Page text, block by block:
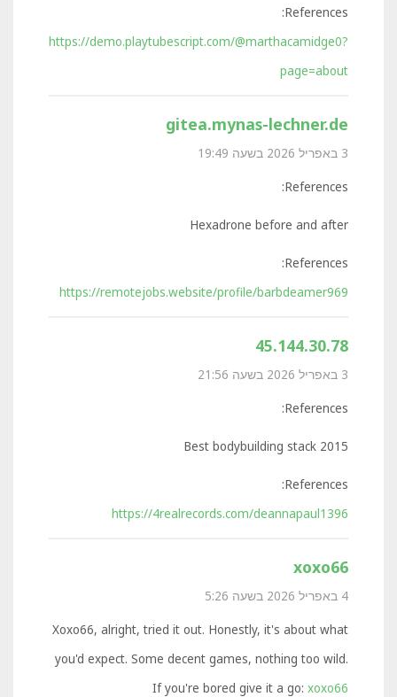
References:
https://demo.playtubescript.com/@marthacamidge0?
page=about
gitea.mynas-lechner.de
3 באפריל 2026 בשעה 19:49
References:
Hexadrone before and after
References:
https://remotejobs.website/profile/barbdeamer969
45.144.30.78
3 באפריל 2026 בשעה 21:56
References:
Best bodybuilding stack 2015
References:
https://4realrecords.com/deannapaul1396
xoxo66
4 באפריל 2026 בשעה 5:26
Xoxo66, alright, tried it out. Honestly, it's about what
you'd expect. Some decent games, nothing too wild.
If you're bored give it a go: xoxo66